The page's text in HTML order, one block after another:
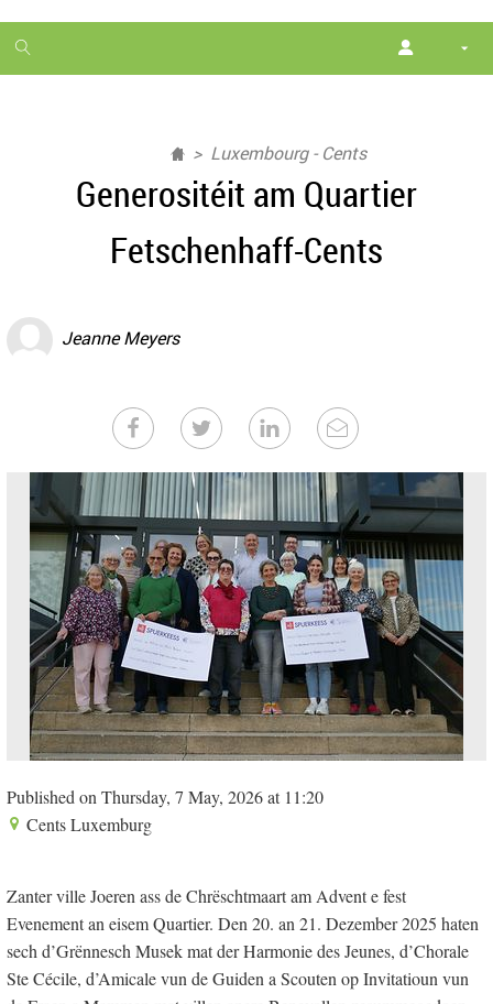
1
month
Luxembourg - Cents
Generositéit am Quartier
Fetschenhaff-Cents
Jeanne Meyers
Published on Thursday, 7 May, 2026 at 11:20
Cents Luxemburg
Zanter ville Joeren ass de Chrëschtmaart am Advent e fest
Evenement an eisem Quartier. Den 20. an 21. Dezember 2025 haten
sech d’Grënnesch Musek mat der Harmonie des Jeunes, d’Chorale
Ste Cécile, d’Amicale vun de Guiden a Scouten op Invitatioun vun